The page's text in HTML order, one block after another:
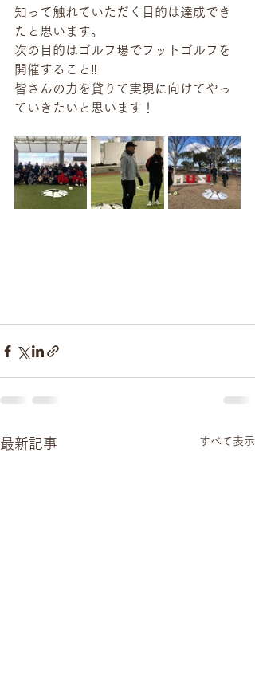
知って触れていただく目的は達成でき
たと思います。
次の目的はゴルフ場でフットゴルフを
開催すること‼️
皆さんの力を貸りて実現に向けてやっ
ていきたいと思います！
最新記事 すべて表示